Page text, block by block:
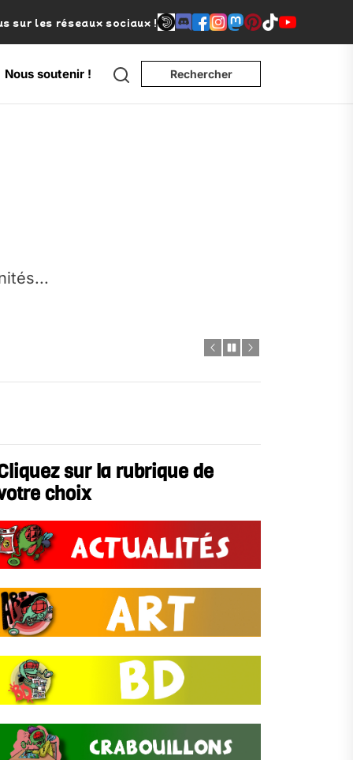
sur les réseaux sociaux !
Nous soutenir ! Search Rechercher
sur la rubrique de
choix